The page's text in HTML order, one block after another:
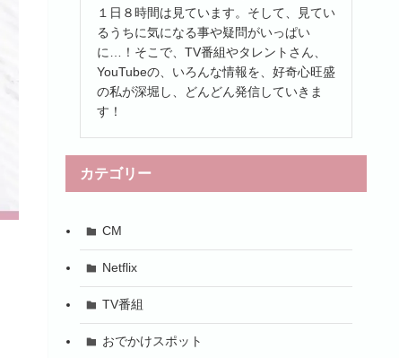
１日８時間は見ています。そして、見てい
るうちに気になる事や疑問がいっぱい
に…！そこで、TV番組やタレントさん、
YouTubeの、いろんな情報を、好奇心旺盛
の私が深堀し、どんどん発信していきま
す！
カテゴリー
CM
Netflix
TV番組
おでかけスポット